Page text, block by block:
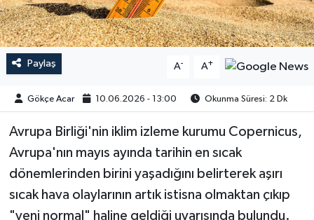
Paylaş A- A+
Gökçe Acar 10.06.2026 - 13:00 Okunma Süresi: 2 Dk
Avrupa Birliği'nin iklim izleme kurumu Copernicus,
Avrupa'nın mayıs ayında tarihin en sıcak
dönemlerinden birini yaşadığını belirterek aşırı
sıcak hava olaylarının artık istisna olmaktan çıkıp
"yeni normal" haline geldiği uyarısında bulundu.